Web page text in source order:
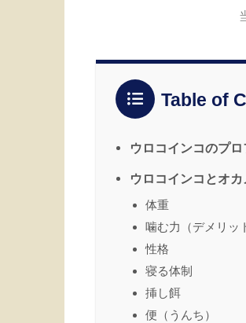
Table of
ウロコインコのプ
ウロコインコとオ
体重
噛む力（デメリッ
性格
寝る体制
挿し餌
便（うんち）